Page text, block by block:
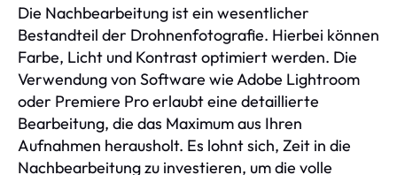
Die Nachbearbeitung ist ein wesentlicher
Bestandteil der Drohnenfotografie. Hierbei können
Farbe, Licht und Kontrast optimiert werden. Die
Verwendung von Software wie Adobe Lightroom
oder Premiere Pro erlaubt eine detaillierte
Bearbeitung, die das Maximum aus Ihren
Aufnahmen herausholt. Es lohnt sich, Zeit in die
Nachbearbeitung zu investieren, um die volle